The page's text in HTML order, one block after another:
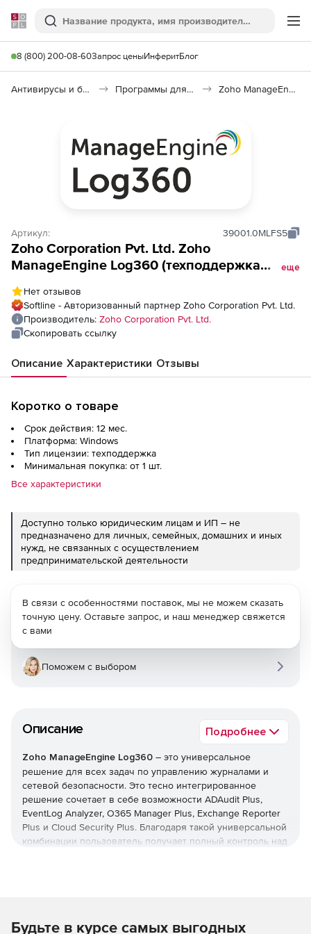
Softline
Поиск
8 (800) 200-08-60Запрос ценыИнферитБлог
Антивирусы и безопасность Программы для защиты информации Zoho ManageEngine Log360
Артикул: 39001.0MLFS5
Zoho Corporation Pvt. Ltd. Zoho
ManageEngine Log360 (техподдержка
Annual), fee for 20 Linux File Servers
еще
Нет отзывов
Softline - Авторизованный партнер Zoho Corporation Pvt. Ltd.
Производитель: Zoho Corporation Pvt. Ltd.
Скопировать ссылку
Описание Характеристики Отзывы
Коротко о товаре
Срок действия: 12 мес.
Платформа: Windows
Тип лицензии: техподдержка
Минимальная покупка: от 1 шт.
Все характеристики
Доступно только юридическим лицам и ИП – не
предназначено для личных, семейных, домашних и иных
нужд, не связанных с осуществлением
предпринимательской деятельности
Описание Подробнее
Zoho ManageEngine Log360 – это универсальное
решение для всех задач по управлению журналами и
сетевой безопасности. Это тесно интегрированное
решение сочетает в себе возможности ADAudit Plus,
EventLog Analyzer, O365 Manager Plus, Exchange Reporter
Plus и Cloud Security Plus. Благодаря такой универсальной
комбинации пользователь получает полный контроль над
В связи с особенностями поставок, мы не можем сказать
точную цену. Оставьте запрос, и наш менеджер свяжется
с вами
Поможем с выбором
Будьте в курсе самых выгодных